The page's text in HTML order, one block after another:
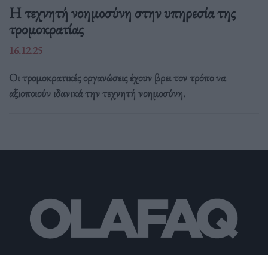
Η τεχνητή νοημοσύνη στην υπηρεσία της
τρομοκρατίας
16.12.25
Οι τρομοκρατικές οργανώσεις έχουν βρει τον τρόπο να
αξιοποιούν ιδανικά την τεχνητή νοημοσύνη.